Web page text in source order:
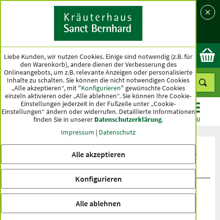
Land
Ok
KATEGORIEN ANGEBOTE TOPSELLER MENÜ
Produktbewertungen Safran-Nerven-
Kapseln
Liebe Kunden, wir nutzen Cookies. Einige sind notwendig (z.B. für
den Warenkorb), andere dienen der Verbesserung des
Onlineangebots, um z.B. relevante Anzeigen oder personalisierte
Inhalte zu schalten. Sie können die nicht notwendigen Cookies
„Alle akzeptieren“, mit "Konfigurieren" gewünschte Cookies
einzeln aktivieren oder „Alle ablehnen“. Sie können Ihre Cookie-
Einstellungen jederzeit in der Fußzeile unter „Cookie-
Einstellungen“ ändern oder widerrufen. Detaillierte Informationen
finden Sie in unserer Datenschutzerklärung.
Impressum | Datenschutz
Alle akzeptieren
Konfigurieren
Alle ablehnen